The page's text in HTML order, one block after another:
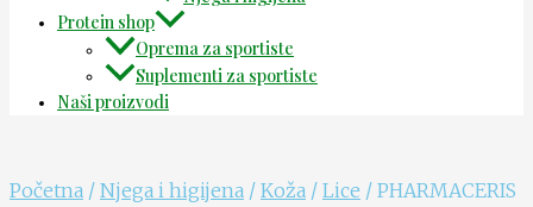
Protein shop
Oprema za sportiste
Suplementi za sportiste
Naši proizvodi
Početna / Njega i higijena / Koža / Lice / PHARMACERIS